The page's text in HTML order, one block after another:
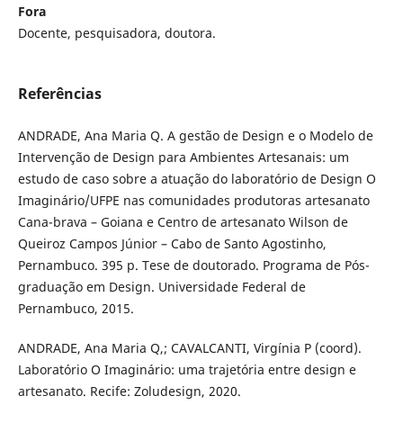
Fora
Docente, pesquisadora, doutora.
Referências
ANDRADE, Ana Maria Q. A gestão de Design e o Modelo de
Intervenção de Design para Ambientes Artesanais: um
estudo de caso sobre a atuação do laboratório de Design O
Imaginário/UFPE nas comunidades produtoras artesanato
Cana-brava – Goiana e Centro de artesanato Wilson de
Queiroz Campos Júnior – Cabo de Santo Agostinho,
Pernambuco. 395 p. Tese de doutorado. Programa de Pós-
graduação em Design. Universidade Federal de
Pernambuco, 2015.
ANDRADE, Ana Maria Q,; CAVALCANTI, Virgínia P (coord).
Laboratório O Imaginário: uma trajetória entre design e
artesanato. Recife: Zoludesign, 2020.